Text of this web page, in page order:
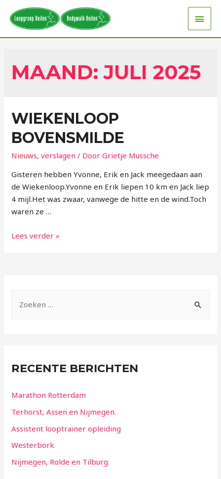
MAAND:JULI 2025
WIEKENLOOP
BOVENSMILDE
Nieuws,verslagen / DoorGrietje Mussche
Gisteren hebben Yvonne, Erik en Jack meegedaan aan
de Wiekenloop.Yvonne en Erik liepen 10 km en Jack liep
4 mijl.Het was zwaar, vanwege de hitte en de wind.Toch
waren ze …
Lees verder »
RECENTE BERICHTEN
Marathon Rotterdam
Terhorst, Assen en Nijmegen.
Assistent looptrainer opleiding
Westerbork
Nijmegen, Rolde en Tilburg